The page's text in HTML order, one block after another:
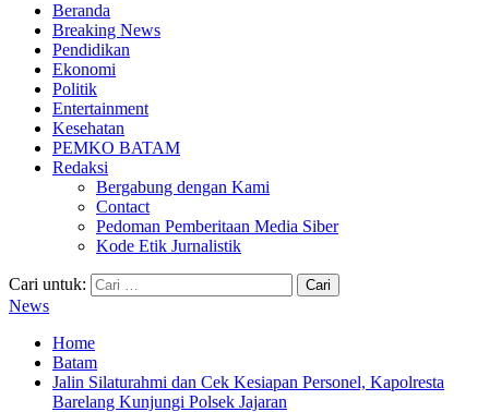
Beranda
Breaking News
Pendidikan
Ekonomi
Politik
Entertainment
Kesehatan
PEMKO BATAM
Redaksi
Bergabung dengan Kami
Contact
Pedoman Pemberitaan Media Siber
Kode Etik Jurnalistik
Cari untuk:
News
Home
Batam
Jalin Silaturahmi dan Cek Kesiapan Personel, Kapolresta
Barelang Kunjungi Polsek Jajaran